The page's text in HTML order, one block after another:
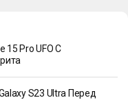
15 Pro UFO С
S23 Ultra Перед